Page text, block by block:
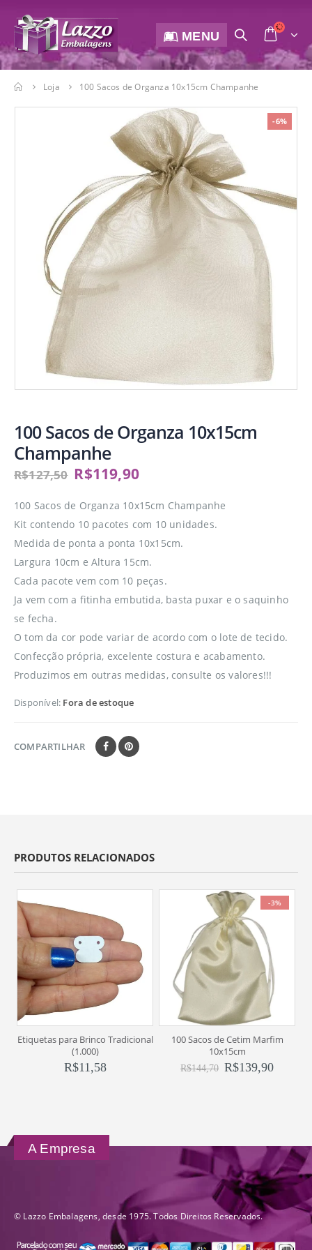
MENU
Loja 100 Sacos de Organza 10x15cm Champanhe
-6%
100 Sacos de Organza 10x15cm
Champanhe
R$127,50 R$119,90
100 Sacos de Organza 10x15cm Champanhe
Kit contendo 10 pacotes com 10 unidades.
Medida de ponta a ponta 10x15cm.
Largura 10cm e Altura 15cm.
Cada pacote vem com 10 peças.
Ja vem com a fitinha embutida, basta puxar e o saquinho
se fecha.
O tom da cor pode variar de acordo com o lote de tecido.
Confecção própria, excelente costura e acabamento.
Produzimos em outras medidas, consulte os valores!!!
Disponível: Fora de estoque
COMPARTILHAR
PRODUTOS RELACIONADOS
Etiquetas para Brinco Tradicional
(1.000)
R$11,58
-3%
100 Sacos de Cetim Marfim
10x15cm
R$144,70 R$139,90
A Empresa
© Lazzo Embalagens, desde 1975. Todos Direitos Reservados.